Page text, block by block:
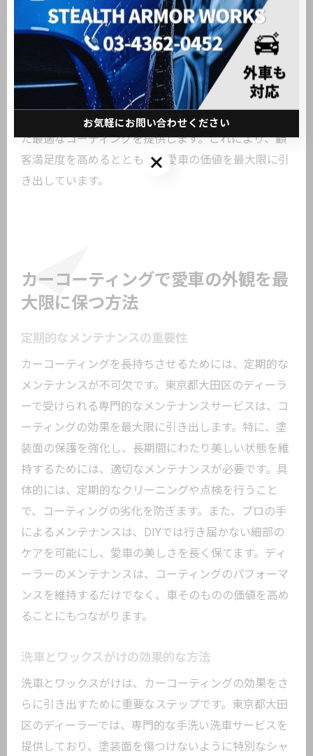
は、顧客の意見を尊重し、希望に沿ったコーティング
を提案します。ディーラーでのコーティングは、ただ
美しさを求めるだけでなく、塗装面を保護し、長く愛
車を維持するための重要な手段です。お客様がどのよ
うな用途で車を使用しているのか、どの部分にこだわ
りがあるのかを丁寧にヒアリングし、その要望に応じ
た最適なコーティングを提供します。これにより、顧
客満足度を高めるとともに、愛車の価値を最大限に引
き出しています。
カーコーティングで愛車の外観を最
大限に保つ方法
定期的なメンテナンスの重要性
カーコーティングを長持ちさせるためには、定期的な
メンテナンスが不可欠です。東京都大田区のディーラ
ーで受けられる専門的なメンテナンスサービスは、コ
ーティングの効果を最大限に引き出します。特に、塗
装面の保護を強化し、長期間にわたり美しい状態を維
持するためには、適切なメンテナンスが必要です。具
体的には、定期的なクリーニングや点検を行うこと
で、コーティングの劣化を防ぎます。また、プロの手
によるメンテナンスは、DIYでは行き届かない細部の
ケアを可能にし、愛車の美しさを長く保てます。ディ
ーラーのメンテナンスは、コーティングのパフォーマ
ンスを維持するだけでなく、車そのものの価値を高め
ることにもつながります。
洗車とワックスがけの効果的な方法
洗車とワックスがけは、カーコーティングの効果をさ
らに引き出すために重要なステップです。東京都大田
区のディーラーでは、専門的な手洗い洗車サービスを
提供しており、塗装面を傷つけないように特別なシャ
お気軽にお問い合わせください
お気軽にお問い合わせください